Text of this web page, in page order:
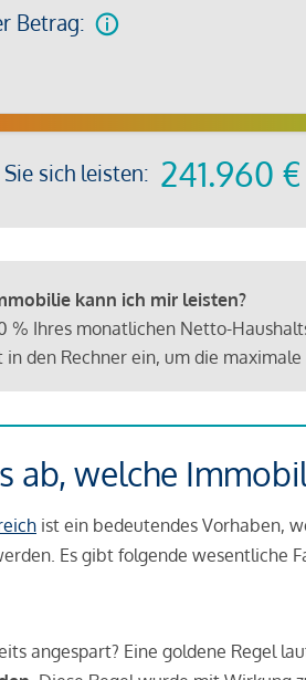
Betrag:
sich leisten: 241.960 €
kann ich mir leisten?
% Ihres monatlichen Netto-
in den Rechner ein, um die
ab, welche
ist ein bedeutendes Vorhaben,
Es gibt folgende wesentliche
angespart? Eine goldene Regel